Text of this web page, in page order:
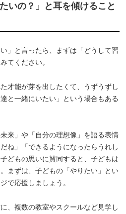
いの？」と耳を傾けること
」と言ったら、まずは「どうして習
てください。
才能が芽を出したくて、うずうずし
と一緒にいたい」という場合もある
来」や「自分の理想像」を語る表情
ね」「できるようになったらうれし
どもの思いに賛同すると、子どもは
まずは、子どもの「やりたい」とい
で応援しましょう。
、複数の教室やスクールなど見学し